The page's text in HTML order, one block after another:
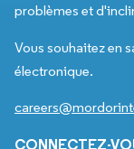
problèmes et
Vous souhaitez en
électronique.
CONNECTEZ-